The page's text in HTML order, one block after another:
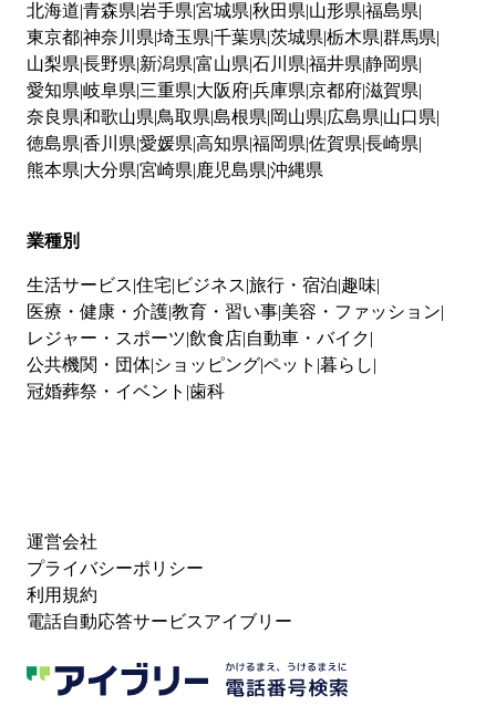
北海道 青森県 岩手県 宮城県 秋田県 山形県 福島県
東京都神奈川県 埼玉県 千葉県 茨城県 栃木県 群馬県
山梨県 長野県 新潟県 富山県 石川県 福井県 静岡県
愛知県 岐阜県 三重県 大阪府兵庫県 京都府滋賀県
奈良県 和歌山県 鳥取県 島根県 岡山県 広島県 山口県
徳島県 香川県 愛媛県 高知県 福岡県 佐賀県 長崎県
熊本県 大分県 宮崎県 鹿児島県 沖縄県
業種別
生活サービス 住宅 ビジネス 旅行・宿泊 趣味
医療・健康・介護教育・習い事 美容・ファッション
レジャー・スポーツ 飲食店 自動車・バイク
公共機関・団体 ショッピングペット 暮らし
冠婚葬祭・イベント 歯科
運営会社
プライバシーポリシー
利用規約
電話自動応答サービスアイブリー